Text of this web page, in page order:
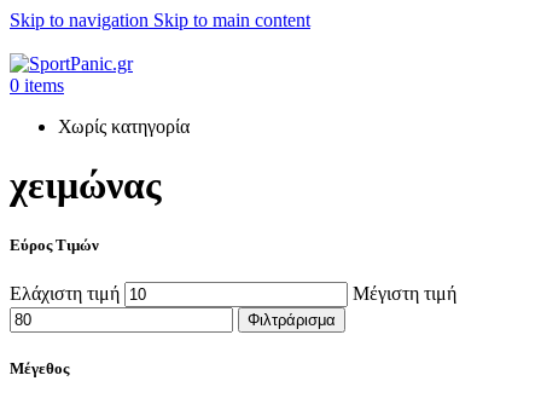
Skip to navigation Skip to main content
0 items
Χωρίς κατηγορία
χειμώνας
Εύρος Τιμών
Ελάχιστη τιμή Μέγιστη τιμή
Φιλτράρισμα
Μέγεθος